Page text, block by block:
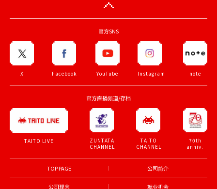
官方SNS
X Facebook YouTube Instagram note
官方直播频道/存档
TAITO LIVE
ZUNTATA
CHANNEL
TAITO
CHANNEL
70th
anniv.
TOP PAGE 公司简介
公司理念 就业机会